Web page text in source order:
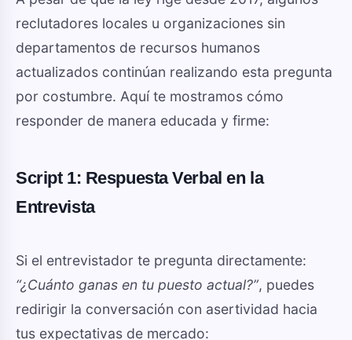
reclutadores locales u organizaciones sin
departamentos de recursos humanos
actualizados continúan realizando esta pregunta
por costumbre. Aquí te mostramos cómo
responder de manera educada y firme:
Script 1: Respuesta Verbal en la
Entrevista
Si el entrevistador te pregunta directamente:
“¿Cuánto ganas en tu puesto actual?”, puedes
redirigir la conversación con asertividad hacia
tus expectativas de mercado: